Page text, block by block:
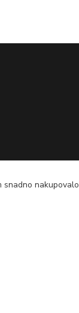
snadno